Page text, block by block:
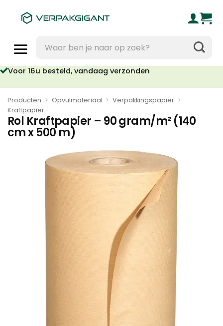
naar:
16u besteld, vandaag verzonden
Geen orderkosten vanaf €95
Producten > Opvulmateriaal > Verpakkingspapier >
Kraftpapier
Rol Kraftpapier – 90 gram/m² (140
cm x 500 m)